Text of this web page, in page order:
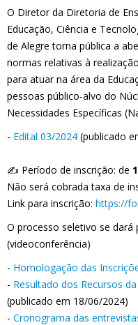
O Diretor da Diretoria de
Educação, Ciência e
de Alegre torna pública a
normas relativas à
para atuar na área da
pessoas público-alvo do
Necessidades Específicas
- Edital 03/2024 (publicado
✍️ Período de inscrição: de
Não será cobrada taxa de
Link para inscrição: https://
O processo seletivo se
(videoconferência)
- Homologação das
- Resultado dos Recursos
(publicado em 18/06/2024)
- Cronograma das